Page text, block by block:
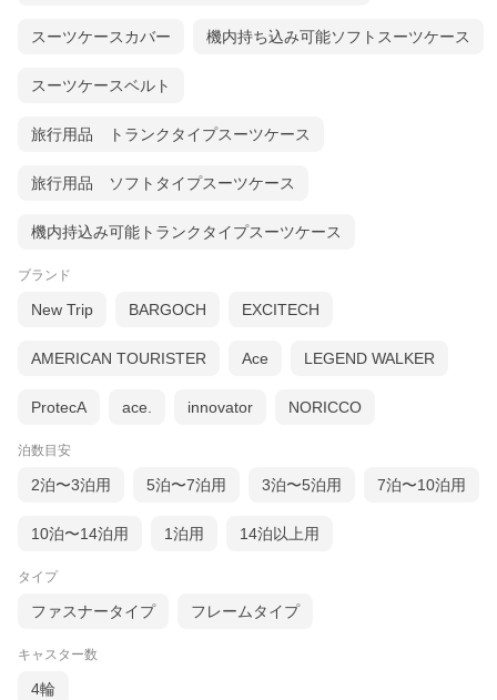
スーツケースカバー 機内持ち込み可能ソフトスーツケース
スーツケースベルト
旅行用品 トランクタイプスーツケース
旅行用品 ソフトタイプスーツケース
機内持込み可能トランクタイプスーツケース
ブランド
New Trip BARGOCH EXCITECH
AMERICAN TOURISTER Ace LEGEND WALKER
ProtecA ace. innovator NORICCO
泊数目安
2泊〜3泊用 5泊〜7泊用 3泊〜5泊用 7泊〜10泊用
10泊〜14泊用 1泊用 14泊以上用
タイプ
ファスナータイプ フレームタイプ
キャスター数
4輪